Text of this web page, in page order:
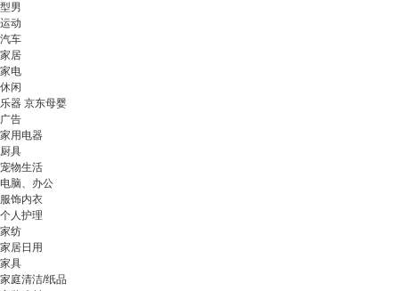
型男
运动
汽车
家居
家电
休闲
乐器 京东母婴
广告
家用电器
厨具
宠物生活
电脑、办公
服饰内衣
个人护理
家纺
家居日用
家具
家庭清洁/纸品